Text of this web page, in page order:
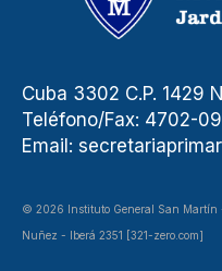
Cuba 3302 C.P. 1429
Teléfono/Fax: 4702-
Email:
© 2026 Instituto General San Martín
Nuñez - Iberá 2351 [321-zero.com]